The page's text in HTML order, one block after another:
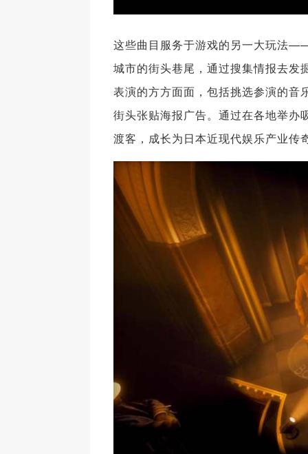
这些曲目服务于游戏的另一大玩法
城市的街头巷尾，通过搜集情报去发
表演的方方面面，包括挑选参演的音
街头张贴海报广告。通过在各地举办
渡客，成长为日本近现代娱乐产业传